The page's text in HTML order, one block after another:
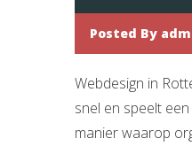
Posted By
Webdesign in
snel en speelt
manier waarop